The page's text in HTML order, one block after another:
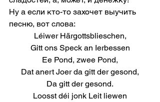
Ну а если кто-то захочет выучить
песню, вот слова:
Léiwer Härgottsblieschen,
Gitt ons Speck an Ierbessen
Ee Pond, zwee Pond,
Dat anert Joer da gitt der gesond,
Da gitt der gesond.
Loosst déi jonk Leit liewen